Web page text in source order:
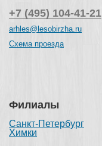
+7 (495) 104-41-21
arhles@lesobirzha.ru
Схема проезда
Филиалы
Санкт-Петербург
Химки